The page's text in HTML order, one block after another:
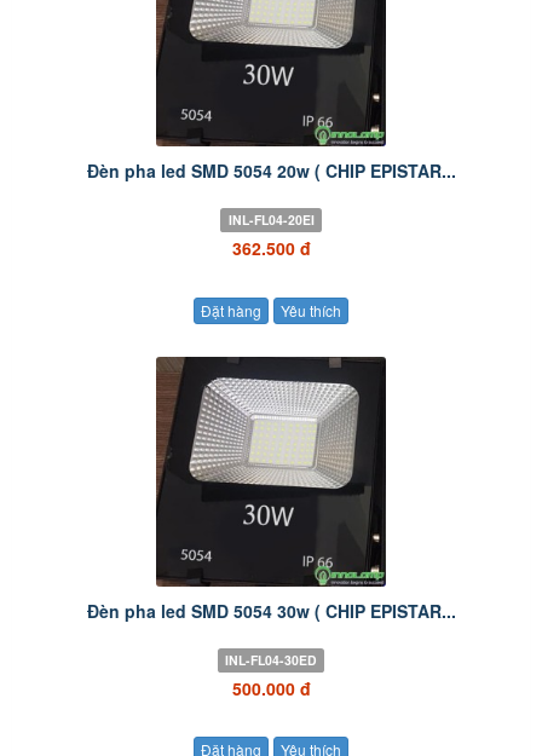
Đèn pha led SMD 5054 20w ( CHIP EPISTAR...
INL-FL04-20EI
362.500 đ
Đặt hàng Yêu thích
Đèn pha led SMD 5054 30w ( CHIP EPISTAR...
INL-FL04-30ED
500.000 đ
Đặt hàng Yêu thích